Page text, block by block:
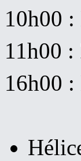
10h00 :
11h00
16h00